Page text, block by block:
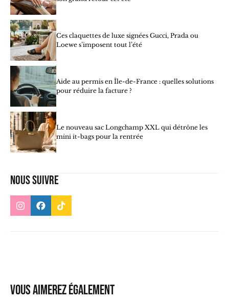
Ces claquettes de luxe signées Gucci, Prada ou
Loewe s’imposent tout l’été
Aide au permis en Île-de-France : quelles solutions
pour réduire la facture ?
Le nouveau sac Longchamp XXL qui détrône les
mini it-bags pour la rentrée
Nous suivre
Vous aimerez également